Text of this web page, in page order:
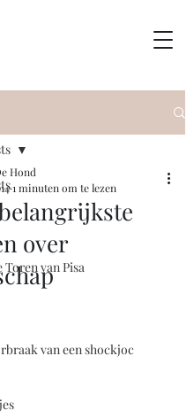
Toren van Pisa
van een shockjoc
over
Hond
1 minuten om te lezen